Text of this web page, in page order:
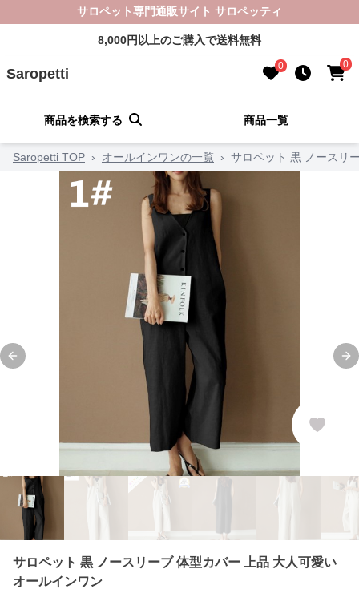
サロペット専門通販サイト サロペッティ
8,000円以上のご購入で送料無料
Saropetti 0 0
商品を検索する 商品一覧
Saropetti TOP › オールインワンの一覧 › サロペット 黒 ノースリ
Previous slide
サロペット 黒 ノースリーブ 体型カバー 上品 大人可愛い
オールインワン